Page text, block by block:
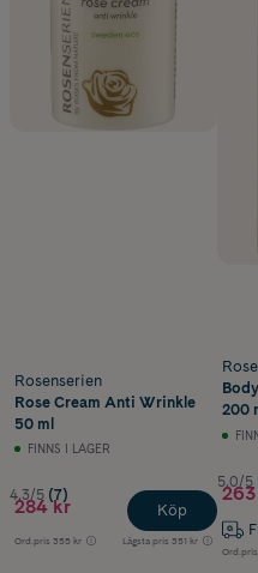
Rosenserien
Rose Cream Anti Wrinkle
50 ml
FINNS I LAGER
4.3/5 (7)
284 kr
Ord.pris 355 kr Lägsta pris 351 kr
Köp
200
5.0/5
Ord.pris